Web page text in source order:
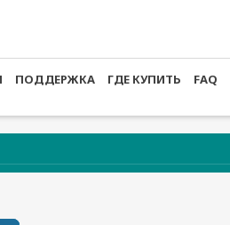
ПОДДЕРЖКА ГДЕ КУПИТЬ FAQ